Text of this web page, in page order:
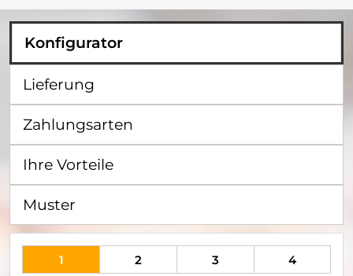
Konfigurator
Lieferung
Zahlungsarten
Ihre Vorteile
Muster
1 2 3 4